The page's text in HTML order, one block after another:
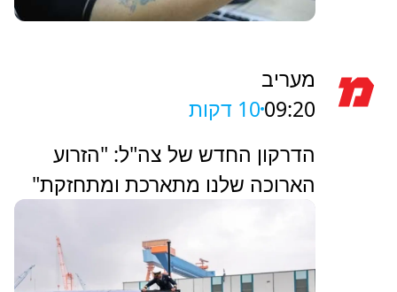
מעריב
09:2010 דקות
הדרקון החדש של צה"ל: "הזרוע
הארוכה שלנו מתארכת ומתחזקת"